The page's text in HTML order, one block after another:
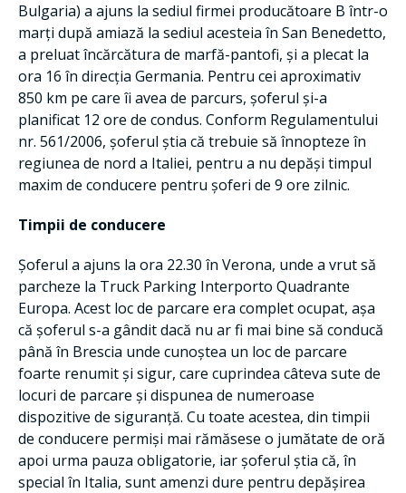
Bulgaria) a ajuns la sediul firmei producătoare B într-o
marți după amiază la sediul acesteia în San Benedetto,
a preluat încărcătura de marfă-pantofi, și a plecat la
ora 16 în direcția Germania. Pentru cei aproximativ
850 km pe care îi avea de parcurs, șoferul și-a
planificat 12 ore de condus. Conform Regulamentului
nr. 561/2006, șoferul știa că trebuie să înnopteze în
regiunea de nord a Italiei, pentru a nu depăși timpul
maxim de conducere pentru șoferi de 9 ore zilnic.
Timpii de conducere
Șoferul a ajuns la ora 22.30 în Verona, unde a vrut să
parcheze la Truck Parking Interporto Quadrante
Europa. Acest loc de parcare era complet ocupat, așa
că șoferul s-a gândit dacă nu ar fi mai bine să conducă
până în Brescia unde cunoștea un loc de parcare
foarte renumit și sigur, care cuprindea câteva sute de
locuri de parcare și dispunea de numeroase
dispozitive de siguranță. Cu toate acestea, din timpii
de conducere permiși mai rămăsese o jumătate de oră
apoi urma pauza obligatorie, iar șoferul știa că, în
special în Italia, sunt amenzi dure pentru depășirea